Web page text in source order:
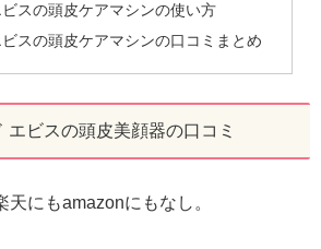
スの頭皮ケアマシンの使い方
スの頭皮ケアマシンの口コミまとめ
エビスの頭皮美顔器の口コミ
にもamazonにもなし。